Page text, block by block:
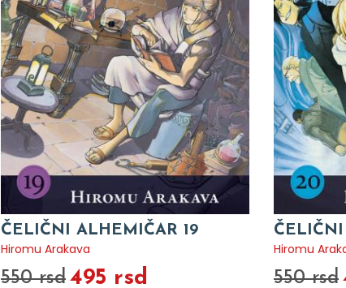
ČELIČNI ALHEMIČAR 19
Hiromu Arakava
550 rsd 495 rsd
Hiromu
550 rsd